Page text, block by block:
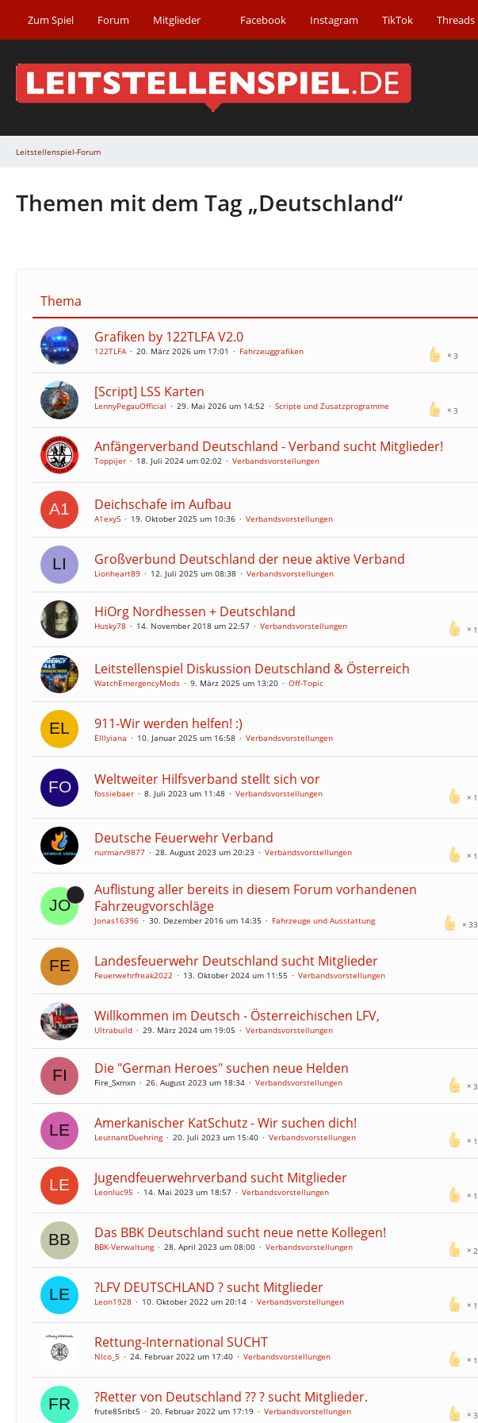
Zum Spiel Forum Mitglieder Facebook Instagram TikTok Threads
Leitstellenspiel-Forum
Themen mit dem Tag „Deutschland“
Thema
Grafiken by 122TLFA V2.0
3
122TLFA 20. März 2026 um 17:01 Fahrzeuggrafiken
[Script] LSS Karten
3
LennyPegauOfficial 29. Mai 2026 um 14:52 Scripte und Zusatzprogramme
Anfängerverband Deutschland - Verband sucht Mitglieder!
Toppijer 18. Juli 2024 um 02:02 Verbandsvorstellungen
Deichschafe im Aufbau
A1exyS 19. Oktober 2025 um 10:36 Verbandsvorstellungen
Großverbund Deutschland der neue aktive Verband
Lionheart89 12. Juli 2025 um 08:38 Verbandsvorstellungen
HiOrg Nordhessen + Deutschland
1
Husky78 14. November 2018 um 22:57 Verbandsvorstellungen
Leitstellenspiel Diskussion Deutschland & Österreich
WatchEmergencyMods 9. März 2025 um 13:20 Off-Topic
911-Wir werden helfen! :)
Elllyiana 10. Januar 2025 um 16:58 Verbandsvorstellungen
Weltweiter Hilfsverband stellt sich vor
1
fossiebaer 8. Juli 2023 um 11:48 Verbandsvorstellungen
Deutsche Feuerwehr Verband
1
nurmarv9877 28. August 2023 um 20:23 Verbandsvorstellungen
Auflistung aller bereits in diesem Forum vorhandenen
Fahrzeugvorschläge
33
Jonas16396 30. Dezember 2016 um 14:35 Fahrzeuge und Ausstattung
Landesfeuerwehr Deutschland sucht Mitglieder
Feuerwehrfreak2022 13. Oktober 2024 um 11:55 Verbandsvorstellungen
Willkommen im Deutsch - Österreichischen LFV,
Ultrabuild 29. März 2024 um 19:05 Verbandsvorstellungen
Die "German Heroes" suchen neue Helden
3
Fire_Sxmxn 26. August 2023 um 18:34 Verbandsvorstellungen
Amerkanischer KatSchutz - Wir suchen dich!
1
LeutnantDuehring 20. Juli 2023 um 15:40 Verbandsvorstellungen
Jugendfeuerwehrverband sucht Mitglieder
1
Leonluc95 14. Mai 2023 um 18:57 Verbandsvorstellungen
Das BBK Deutschland sucht neue nette Kollegen!
2
BBK-Verwaltung 28. April 2023 um 08:00 Verbandsvorstellungen
?LFV DEUTSCHLAND ? sucht Mitglieder
1
Leon1928 10. Oktober 2022 um 20:14 Verbandsvorstellungen
Rettung-International SUCHT
1
NIco_5 24. Februar 2022 um 17:40 Verbandsvorstellungen
?Retter von Deutschland ?? ? sucht Mitglieder.
3
frute85ribt5 20. Februar 2022 um 17:19 Verbandsvorstellungen